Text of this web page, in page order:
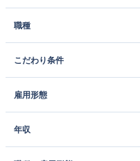
職種
こだわり条件
雇用形態
年収